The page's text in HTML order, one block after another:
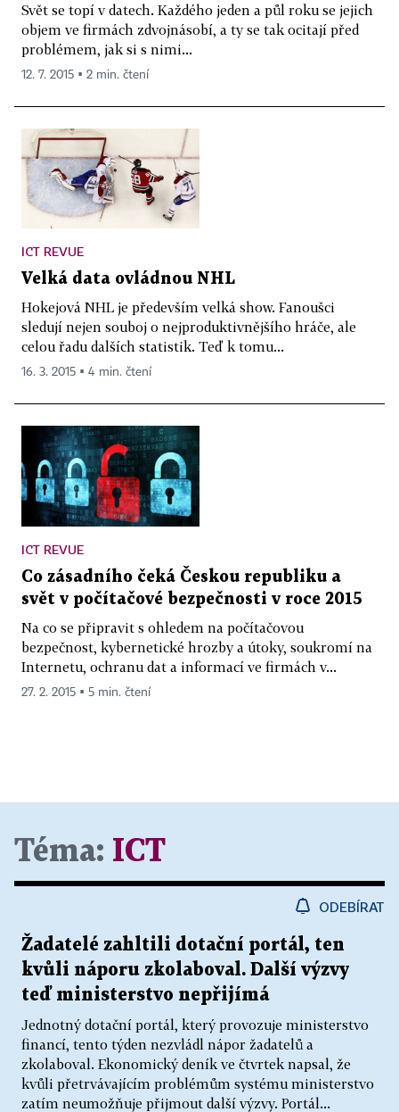
Svět se topí v datech. Každého jeden a půl roku se jejich
objem ve firmách zdvojnásobí, a ty se tak ocitají před
problémem, jak si s nimi...
12. 7. 2015 ▪ 2 min. čtení
ICT REVUE
Velká data ovládnou NHL
Hokejová NHL je především velká show. Fanoušci
sledují nejen souboj o nejproduktivnějšího hráče, ale
celou řadu dalších statistik. Teď k tomu...
16. 3. 2015 ▪ 4 min. čtení
ICT REVUE
Co zásadního čeká Českou republiku a
svět v počítačové bezpečnosti v roce 2015
Na co se připravit s ohledem na počítačovou
bezpečnost, kybernetické hrozby a útoky, soukromí na
Internetu, ochranu dat a informací ve firmách v...
27. 2. 2015 ▪ 5 min. čtení
Téma: ICT
ODEBÍRAT
Žadatelé zahltili dotační portál, ten
kvůli náporu zkolaboval. Další výzvy
teď ministerstvo nepřijímá
Jednotný dotační portál, který provozuje ministerstvo
financí, tento týden nezvládl nápor žadatelů a
zkolaboval. Ekonomický deník ve čtvrtek napsal, že
kvůli přetrvávajícím problémům systému ministerstvo
zatím neumožňuje přijmout další výzvy. Portál...